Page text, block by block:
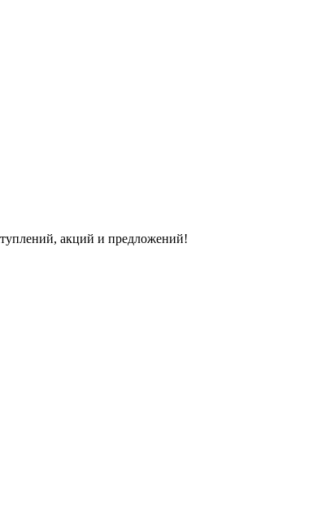
акций и предложений!